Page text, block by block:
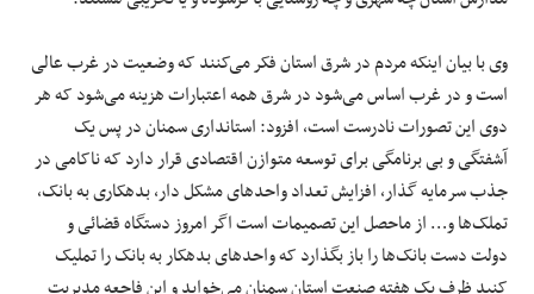
وی با بیان اینکه مردم در شرق استان فکر می‌کنند که وضعیت در غرب عالی
است و در غرب اساس می‌شود در شرق همه اعتبارات هزینه می‌شود که هر
دوی این تصورات نادرست است، افزود: استانداری سمنان در پس یک
آشفتگی و بی برنامگی برای توسعه متوازن اقتصادی قرار دارد که ناکامی در
جذب سرمایه گذار، افزایش تعداد واحدهای مشکل دار، بدهکاری به بانک،
تملک‌ها و… از ماحصل این تصمیمات است اگر امروز دستگاه قضائی و
دولت دست بانک‌ها را باز بگذارد که واحدهای بدهکار به بانک را تملیک